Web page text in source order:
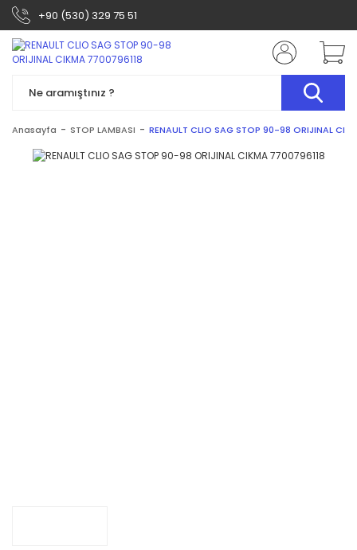
+90 (530) 329 75 51
Anasayfa STOP LAMBASI RENAULT CLIO SAG STOP 90-98 ORIJINAL